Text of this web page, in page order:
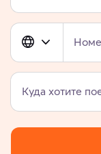
Куда хотите